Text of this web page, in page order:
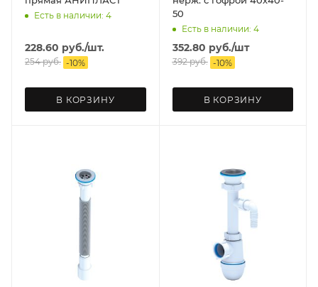
Есть в наличии: 4
228.60 руб./шт.
254руб. -10%
В КОРЗИНУ
50
Есть в наличии: 4
352.80 руб./шт
392руб. -10%
В КОРЗИНУ